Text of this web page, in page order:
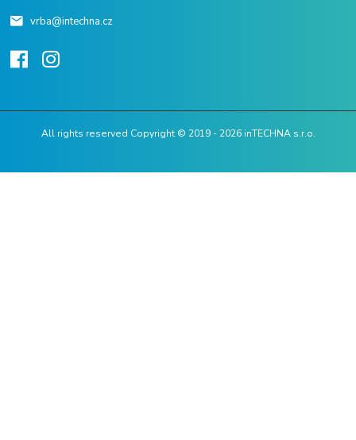
vrba@intechna.cz
All rights reserved Copyright © 2019 - 2026 inTECHNA s.r.o.